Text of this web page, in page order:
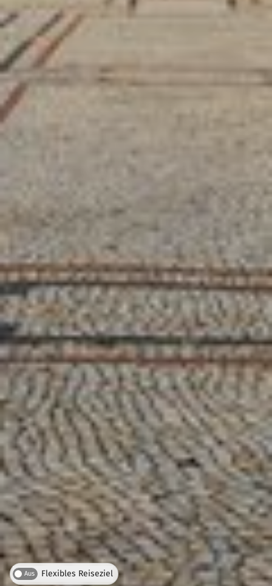
Aus Flexibles Reiseziel